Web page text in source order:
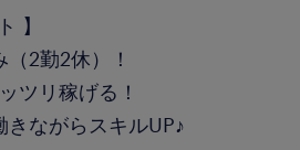
】
2勤2休）！
ツリ稼げる！
ながらスキルUP♪